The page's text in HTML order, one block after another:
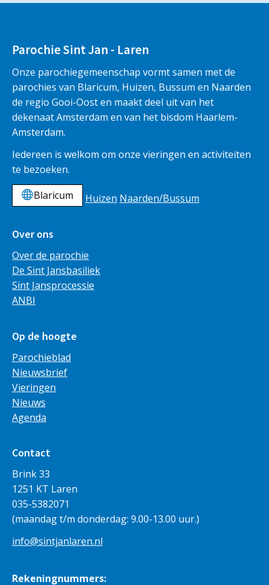
Parochie Sint Jan - Laren
Onze parochiegemeenschap vormt samen met de
parochies van Blaricum, Huizen, Bussum en Naarden
de regio Gooi-Oost en maakt deel uit van het
dekenaat Amsterdam en van het bisdom Haarlem-
Amsterdam.
Iedereen is welkom om onze vieringen en activiteiten
te bezoeken.
Blaricum
Huizen Naarden/Bussum
Over ons
Over de parochie
De Sint Jansbasiliek
Sint Jansprocessie
ANBI
Op de hoogte
Parochieblad
Nieuwsbrief
Vieringen
Nieuws
Agenda
Contact
Brink 33
1251 KT Laren
035-5382071
(maandag t/m donderdag: 9.00-13.00 uur.)
info@sintjanlaren.nl
Rekeningnummers: